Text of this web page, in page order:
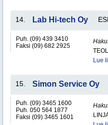
14. Lab Hi-tech Oy
Puh. (09) 439 3410
Faksi (09) 682 2925
Lue
15. Simon Service Oy
Puh. (09) 3465 1600
Puh. 050 564 1877
Faksi (09) 3465 1601